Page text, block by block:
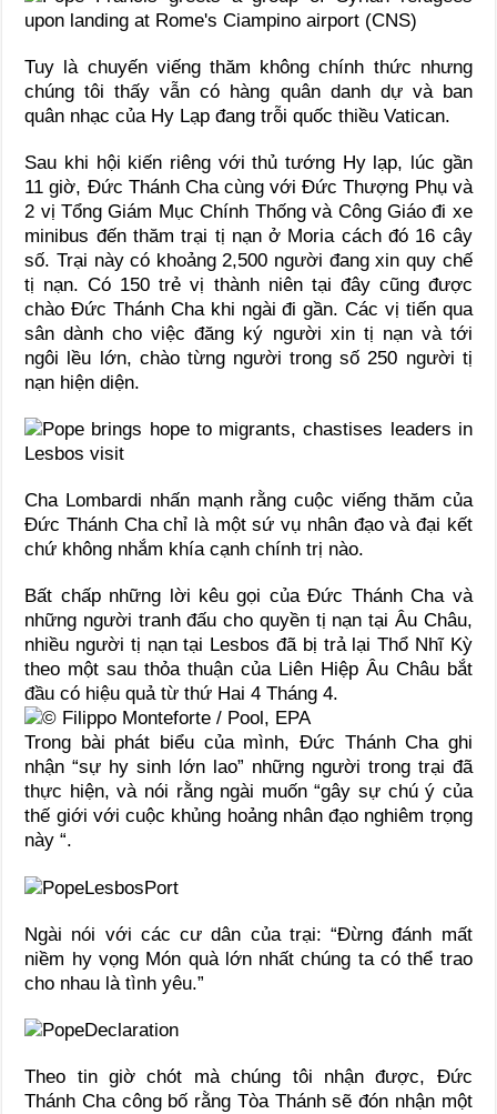
Tuy là chuyến viếng thăm không chính thức nhưng
chúng tôi thấy vẫn có hàng quân danh dự và ban
quân nhạc của Hy Lạp đang trỗi quốc thiều Vatican.
Sau khi hội kiến riêng với thủ tướng Hy lạp, lúc gần
11 giờ, Đức Thánh Cha cùng với Đức Thượng Phụ và
2 vị Tổng Giám Mục Chính Thống và Công Giáo đi xe
minibus đến thăm trại tị nạn ở Moria cách đó 16 cây
số. Trại này có khoảng 2,500 người đang xin quy chế
tị nạn. Có 150 trẻ vị thành niên tại đây cũng được
chào Đức Thánh Cha khi ngài đi gần. Các vị tiến qua
sân dành cho việc đăng ký người xin tị nạn và tới
ngôi lều lớn, chào từng người trong số 250 người tị
nạn hiện diện.
Cha Lombardi nhấn mạnh rằng cuộc viếng thăm của
Đức Thánh Cha chỉ là một sứ vụ nhân đạo và đại kết
chứ không nhắm khía cạnh chính trị nào.
Bất chấp những lời kêu gọi của Đức Thánh Cha và
những người tranh đấu cho quyền tị nạn tại Âu Châu,
nhiều người tị nạn tại Lesbos đã bị trả lại Thổ Nhĩ Kỳ
theo một sau thỏa thuận của Liên Hiệp Âu Châu bắt
đầu có hiệu quả từ thứ Hai 4 Tháng 4.
Trong bài phát biểu của mình, Đức Thánh Cha ghi
nhận “sự hy sinh lớn lao” những người trong trại đã
thực hiện, và nói rằng ngài muốn “gây sự chú ý của
thế giới với cuộc khủng hoảng nhân đạo nghiêm trọng
này “.
Ngài nói với các cư dân của trại: “Đừng đánh mất
niềm hy vọng Món quà lớn nhất chúng ta có thể trao
cho nhau là tình yêu.”
Theo tin giờ chót mà chúng tôi nhận được, Đức
Thánh Cha công bố rằng Tòa Thánh sẽ đón nhận một